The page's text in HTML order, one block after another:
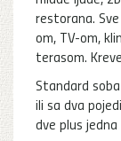
restorana.
om, TV-om,
terasom.
Standard
ili sa dva
dve plus jedna